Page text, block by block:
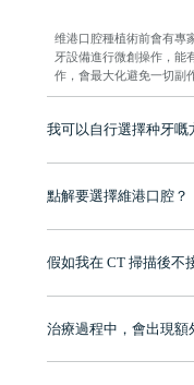
维港口腔種植術前會有專
牙設備進行微創操作，能
作，會最大化避免一切副
我可以自行選擇种牙嘅
程及費用，未開始實際治
點解要選擇維港口腔？
牌」、「2025香港企業領
至今已服務超過三十個國
有咨詢及服務保障中心，
假如我在 CT 掃描後不
治療過程中，會出現額
不會，治療前我們會詳細